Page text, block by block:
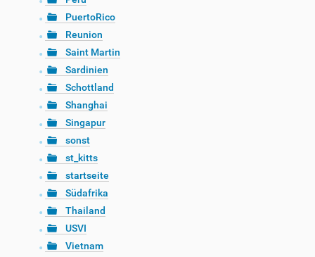
PuertoRico
Reunion
Saint Martin
Sardinien
Schottland
Shanghai
Singapur
sonst
st_kitts
startseite
Südafrika
Thailand
USVI
Vietnam